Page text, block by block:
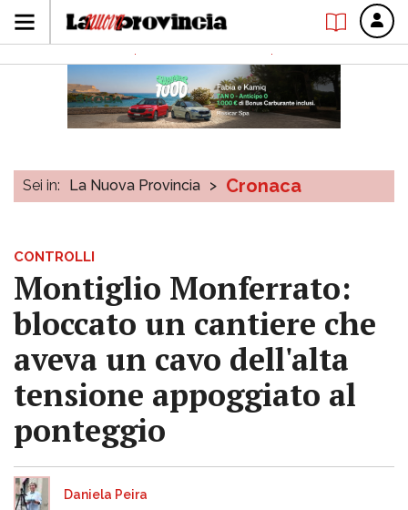
Sei in: La Nuova Provincia > Cronaca
CONTROLLI
Montiglio Monferrato:
bloccato un cantiere che
aveva un cavo dell'alta
tensione appoggiato al
ponteggio
Daniela Peira